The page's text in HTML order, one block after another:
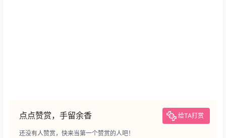
点点赞赏，手留余香 给TA打赏
还没有人赞赏，快来当第一个赞赏的人吧！